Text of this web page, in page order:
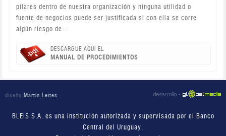
pilares dentro de nuestra organización y ninguna utilidad o
fuente de negocios puede ser justificada si con ella se corre
algún riesgo de...
DESCARGUE AQUÍ EL
MANUAL DE PROCEDIMIENTOS
diseño Martín Leites
BLEIS S.A. es una institución autorizada y supervisada por el Banco
Central del Uruguay.